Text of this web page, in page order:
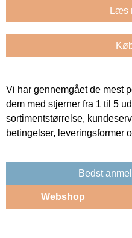
Læs
Vi har gennemgået de mest
dem med stjerner fra 1 til 5
sortimentstørrelse,
betingelser, leveringsformer
Bedst
Webshop